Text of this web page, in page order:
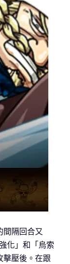
間隔回合又
化」和「烏索
擊壓後。在跟